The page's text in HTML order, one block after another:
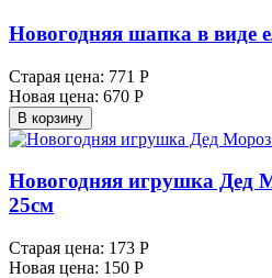
Новогодняя шапка в виде
Старая цена: 771 Р
Новая цена: 670 Р
В корзину
Новогодняя игрушка Дед
25см
Старая цена: 173 Р
Новая цена: 150 Р